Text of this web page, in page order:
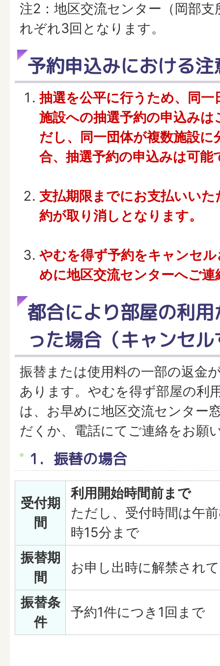
注2：地区交流センター（岡部
れぞれ3回となります。
予約申込みにおける注
抽選を公平に行うため、同一
施設への抽選予約の申込み
だし、同一団体が複数施設
合、抽選予約の申込みは可能
支払期限までにお支払いい
約が取り消しとなります。
やむを得ず予約をキャンセ
めに地区交流センターへご
都合により部屋の利
った場合（キャンセ
振替または使用料の一部の返金
あります。やむを得ず部屋の利
は、お早めに地区交流センター
だくか、電話にてご連絡をお願
1．振替の場合
受付期
間
利用開始時間前まで
ただし、受付時間は午
時15分まで
振替期
間
お申し出時に解禁され
振替条
件
予約1件につき1回まで